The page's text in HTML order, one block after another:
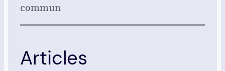
com­mun
Articles